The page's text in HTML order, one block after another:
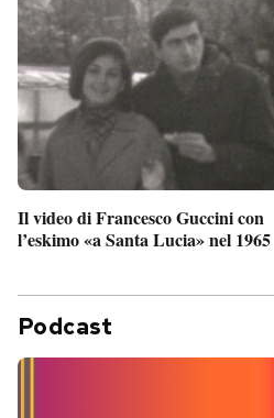
SHOP
CALENDARIO
AREA PERSONALE
Il video di Francesco Guccini con
l’eskimo «a Santa Lucia» nel 1965
Podcast